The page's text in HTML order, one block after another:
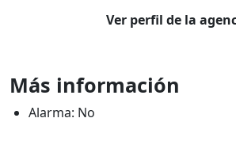
Ver perfil de la
Más información
Alarma: No